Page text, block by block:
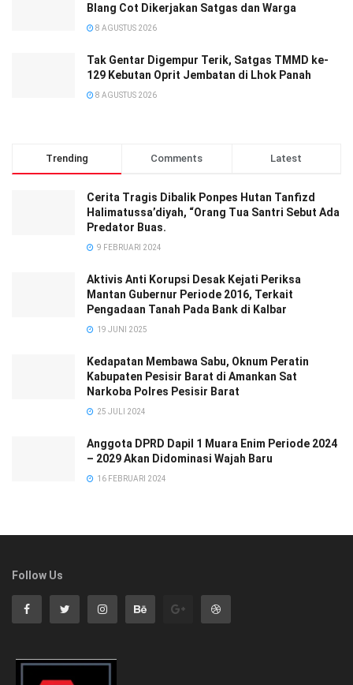
Blang Cot Dikerjakan Satgas dan Warga
8 AGUSTUS 2026
Tak Gentar Digempur Terik, Satgas TMMD ke-
129 Kebutan Oprit Jembatan di Lhok Panah
8 AGUSTUS 2026
Trending Comments Latest
Cerita Tragis Dibalik Ponpes Hutan Tanfizd
Halimatussa’diyah, “Orang Tua Santri Sebut Ada
Predator Buas.
9 FEBRUARI 2024
Aktivis Anti Korupsi Desak Kejati Periksa
Mantan Gubernur Periode 2016, Terkait
Pengadaan Tanah Pada Bank di Kalbar
19 JUNI 2025
Kedapatan Membawa Sabu, Oknum Peratin
Kabupaten Pesisir Barat di Amankan Sat
Narkoba Polres Pesisir Barat
25 JULI 2024
Anggota DPRD Dapil 1 Muara Enim Periode 2024
– 2029 Akan Didominasi Wajah Baru
16 FEBRUARI 2024
Follow Us